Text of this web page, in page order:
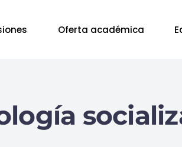
Oferta académica